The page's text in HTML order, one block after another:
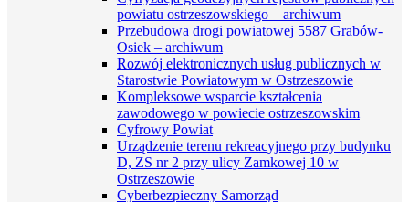
powiatu ostrzeszowskiego – archiwum
Przebudowa drogi powiatowej 5587 Grabów-
Osiek – archiwum
Rozwój elektronicznych usług publicznych w
Starostwie Powiatowym w Ostrzeszowie
Kompleksowe wsparcie kształcenia
zawodowego w powiecie ostrzeszowskim
Cyfrowy Powiat
Urządzenie terenu rekreacyjnego przy budynku
D, ZS nr 2 przy ulicy Zamkowej 10 w
Ostrzeszowie
Cyberbezpieczny Samorząd